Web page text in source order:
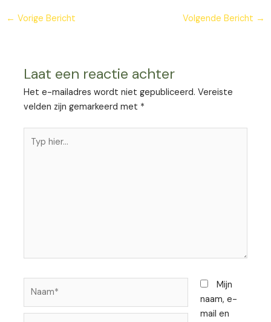
← Vorige Bericht Volgende Bericht →
Laat een reactie achter
Het e-mailadres wordt niet gepubliceerd. Vereiste
velden zijn gemarkeerd met *
hier...
Mijn
naam, e-
mail en